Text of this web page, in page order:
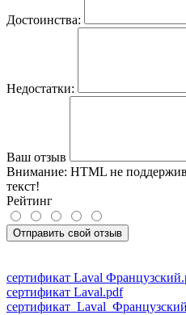
Достоинства:
Недостатки:
Ваш отзыв
Внимание: HTML не
текст!
Рейтинг
Отправить свой отзыв
сертификат Laval
сертификат Laval.pdf